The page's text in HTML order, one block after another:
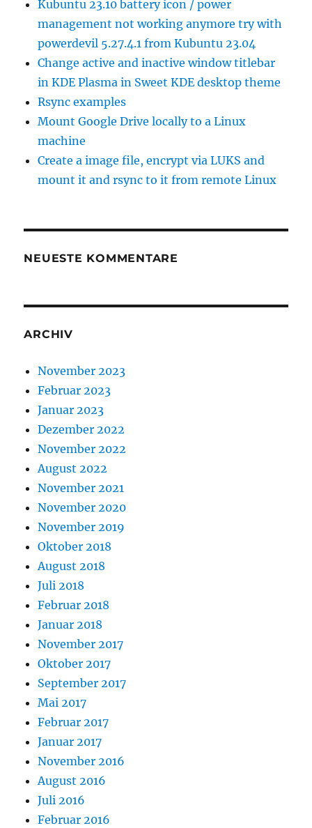
Kubuntu 23.10 battery icon / power
management not working anymore try with
powerdevil 5.27.4.1 from Kubuntu 23.04
Change active and inactive window titlebar
in KDE Plasma in Sweet KDE desktop theme
Rsync examples
Mount Google Drive locally to a Linux
machine
Create a image file, encrypt via LUKS and
mount it and rsync to it from remote Linux
NEUESTE KOMMENTARE
ARCHIV
November 2023
Februar 2023
Januar 2023
Dezember 2022
November 2022
August 2022
November 2021
November 2020
November 2019
Oktober 2018
August 2018
Juli 2018
Februar 2018
Januar 2018
November 2017
Oktober 2017
September 2017
Mai 2017
Februar 2017
Januar 2017
November 2016
August 2016
Juli 2016
Februar 2016